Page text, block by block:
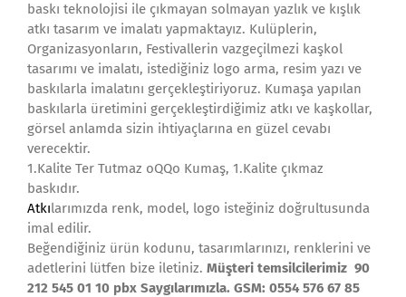
baskı teknolojisi ile çıkmayan solmayan yazlık ve kışlık
atkı tasarım ve imalatı yapmaktayız. Kulüplerin,
Organizasyonların, Festivallerin vazgeçilmezi kaşkol
tasarımı ve imalatı, istediğiniz logo arma, resim yazı ve
baskılarla imalatını gerçekleştiriyoruz. Kumaşa yapılan
baskılarla üretimini gerçekleştirdiğimiz atkı ve kaşkollar,
görsel anlamda sizin ihtiyaçlarına en güzel cevabı
verecektir.
1.Kalite Ter Tutmaz oQQo Kumaş, 1.Kalite çıkmaz
baskıdır.
Atkılarımızda renk, model, logo isteğiniz doğrultusunda
imal edilir.
Beğendiğiniz ürün kodunu, tasarımlarınızı, renklerini ve
adetlerini lütfen bize iletiniz. Müşteri temsilcilerimiz 90
212 545 01 10 pbx Saygılarımızla. GSM: 0554 576 67 85